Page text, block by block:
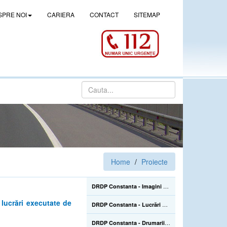
NOI CARIERA CONTACT SITEMAP
Home Proiecte
DRDP Constanta - Imagini de la lucrarile de construire a pasajului denivelat superior de la Drajna (CL), de pe DN 21, km 105+500 - 02.06.2022
DRDP Constanta - Lucrări de reparații la Podul Mangalia, pe drumul național DN 39, km 45+223-45+464 - 22.07.2020
DRDP Constanta - Drumarii Secției Autostrăzi se află pe Autostrada A2, unde efectuează în continuare înlocuirea parapetelor metalice avariate în urma accidentelor rutiere care sunt mai numeroase în sezonul estival - 22.07.2020
executate de